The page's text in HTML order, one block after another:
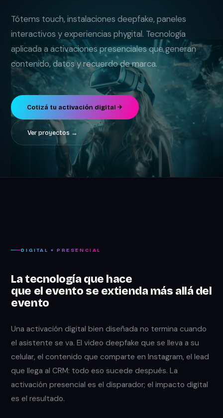
Tótems touch, instalaciones deepfake, paneles
interactivos y experiencias phygital. Tecnología
aplicada a activaciones presenciales que generan
contenido, datos y recuerdo de marca.
Cotizá tu activación digital
Ver proyectos →
DIGITAL + PRESENCIAL
La tecnología que hace
que el evento se extienda más allá del
evento
Una activación digital bien diseñada no termina cuando
el asistente se va. El video deepfake que se lleva a su
celular, el contenido que comparte en Instagram, el lead
que llega al CRM: todo eso sucede después. La
activación presencial es el disparador; el impacto digital
es el resultado.